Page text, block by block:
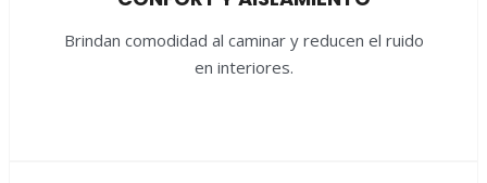
Brindan comodidad al caminar y reducen el ruido
en interiores.